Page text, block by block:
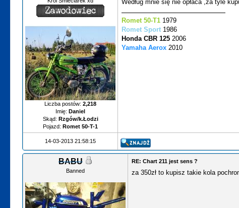
Liczba postów:2,218
Imię: Daniel
Skąd: Rzgów/k.Łodzi
Pojazd: Romet 50-T-1
Według mnie się nie opłaca ,za tyle
Romet 50-T1 1979
Romet Sport 1986
Honda CBR 125 2006
Yamaha Aerox 2010
14-03-2013 21:58:15
BABU
Banned
RE: Chart 211 jest sens ?
za 350zł to kupisz takie kola